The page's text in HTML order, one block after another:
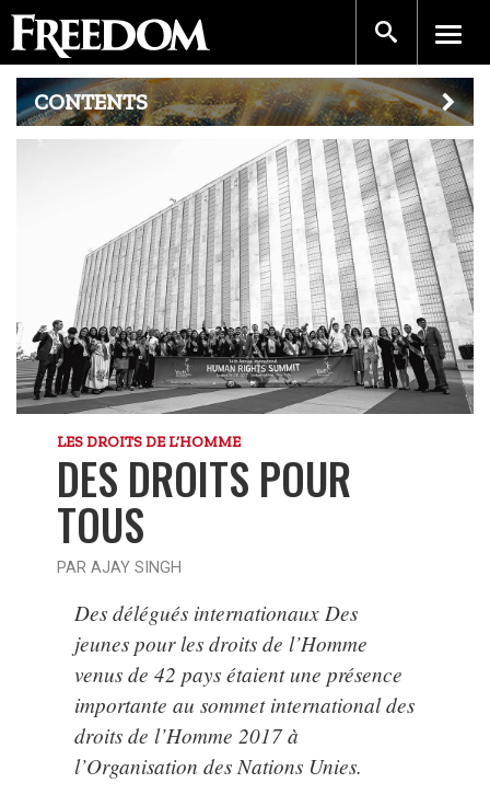
CONTENTS
LES DROITS DE L’HOMME
DES DROITS POUR
TOUS
PAR AJAY SINGH
Des délégués internationaux Des
jeunes pour les droits de l’Homme
venus de 42 pays étaient une présence
importante au sommet international des
droits de l’Homme 2017 à
l’Organisation des Nations Unies.